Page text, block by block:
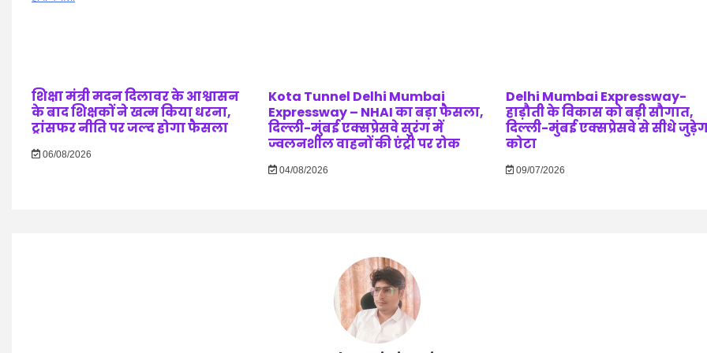
शिक्षा मंत्री मदन दिलावर के आश्वासन
के बाद शिक्षकों ने खत्म किया धरना,
ट्रांसफर नीति पर जल्द होगा फैसला
06/08/2026
Kota Tunnel Delhi Mumbai
Expressway – NHAI का बड़ा फैसला,
दिल्ली-मुंबई एक्सप्रेसवे सुरंग में
ज्वलनशील वाहनों की एंट्री पर रोक
04/08/2026
Delhi Mumbai Expressway-
हाड़ौती के विकास को बड़ी सौगात,
दिल्ली-मुंबई एक्सप्रेसवे से सीधे
कोटा
09/07/2026